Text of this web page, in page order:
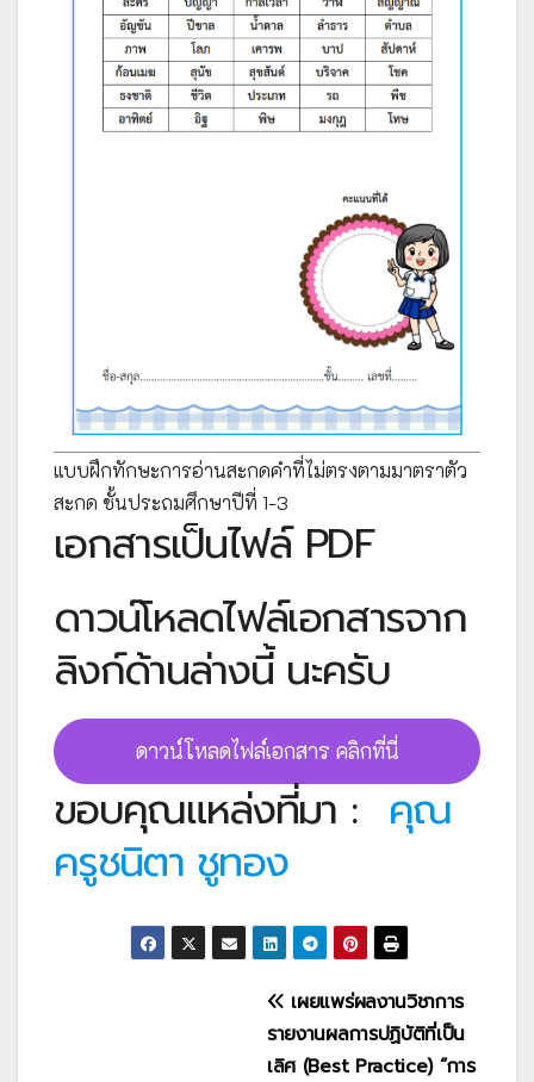
แบบฝึกทักษะการอ่านสะกดคำที่ไม่ตรงตามมาตราตัว
สะกด ชั้นประถมศึกษาปีที่ 1-3
เอกสารเป็นไฟล์ PDF
ดาวน์โหลดไฟล์เอกสารจาก
ลิงก์ด้านล่างนี้ นะครับ
ดาวน์โหลดไฟล์เอกสาร คลิกที่นี่
ขอบคุณแหล่งที่มา : คุณ
ครูชนิตา ชูทอง
เผยแพร่ผลงานวิชาการ
รายงานผลการปฏิบัติที่เป็น
เลิศ (Best Practice) “การ